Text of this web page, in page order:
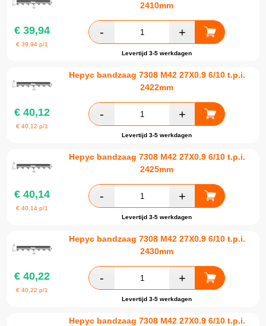
2410mm
€ 39,94
€39,94 p/1
Levertijd 3-5 werkdagen
Hepyc bandzaag 7308 M42 27X0.9 6/10 t.p.i.
2422mm
€ 40,12
€40,12 p/1
Levertijd 3-5 werkdagen
Hepyc bandzaag 7308 M42 27X0.9 6/10 t.p.i.
2425mm
€ 40,14
€40,14 p/1
Levertijd 3-5 werkdagen
Hepyc bandzaag 7308 M42 27X0.9 6/10 t.p.i.
2430mm
€ 40,22
€40,22 p/1
Levertijd 3-5 werkdagen
Hepyc bandzaag 7308 M42 27X0.9 6/10 t.p.i.